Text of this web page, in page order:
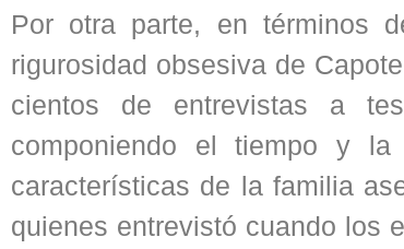
Por otra parte, en términos
rigurosidad obsesiva de
cientos de entrevistas a
componiendo el tiempo y
características de la familia
quienes entrevistó cuando los